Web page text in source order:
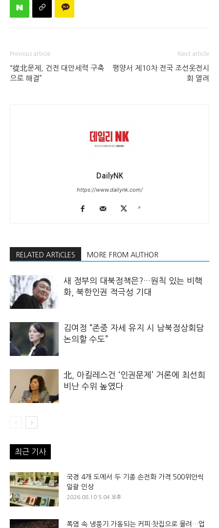
Previous article
“從北문제, 건전 대안세력 구축
으로 해결”
Next article
평양서 제10차 전국 조선옷전시
회 열려
DailyNK
https://www.dailynk.com/
RELATED ARTICLES MORE FROM AUTHOR
새 정부의 대북정책은?…원칙 있는 비핵
화, 북한인권 적극성 기대
김여정 “존중 자세 유지 시 남북정상회담
논의할 수도”
北, 아킬레스건 ‘인권문제’ 거론에 최선희
비난 수위 높였다
최근 기사
국경 4개 도에서 두 기종 손전화 가격 500위안씩
일괄 인상
2026.08.10 5:04 오후
폭염 속 냉풍기 가동되는 커피·찻집으로 몰려…업